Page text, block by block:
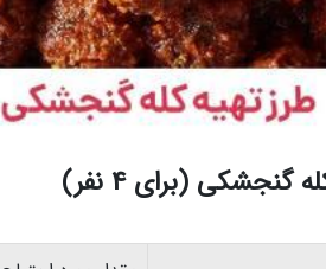
(برای 4 نفر)